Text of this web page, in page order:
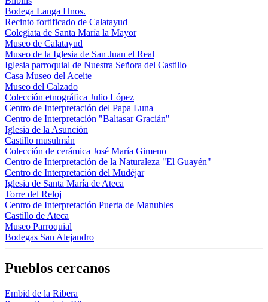
Bodega Langa Hnos.
Recinto fortificado de Calatayud
Colegiata de Santa María la Mayor
Museo de Calatayud
Museo de la Iglesia de San Juan el Real
Iglesia parroquial de Nuestra Señora del Castillo
Casa Museo del Aceite
Museo del Calzado
Colección etnográfica Julio López
Centro de Interpretación del Papa Luna
Centro de Interpretación "Baltasar Gracián"
Iglesia de la Asunción
Castillo musulmán
Colección de cerámica José María Gimeno
Centro de Interpretación de la Naturaleza "El Guayén"
Centro de Interpretación del Mudéjar
Iglesia de Santa María de Ateca
Torre del Reloj
Centro de Interpretación Puerta de Manubles
Castillo de Ateca
Museo Parroquial
Bodegas San Alejandro
Pueblos cercanos
Embid de la Ribera